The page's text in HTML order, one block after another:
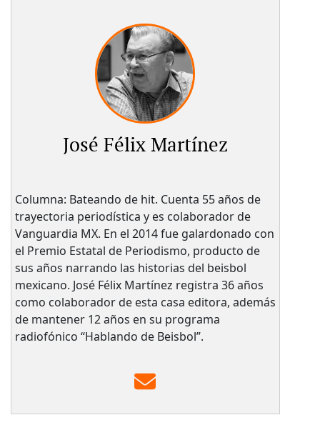
José Félix Martínez
Columna: Bateando de hit. Cuenta 55 años de
trayectoria periodística y es colaborador de
Vanguardia MX. En el 2014 fue galardonado con
el Premio Estatal de Periodismo, producto de
sus años narrando las historias del beisbol
mexicano. José Félix Martínez registra 36 años
como colaborador de esta casa editora, además
de mantener 12 años en su programa
radiofónico “Hablando de Beisbol”.